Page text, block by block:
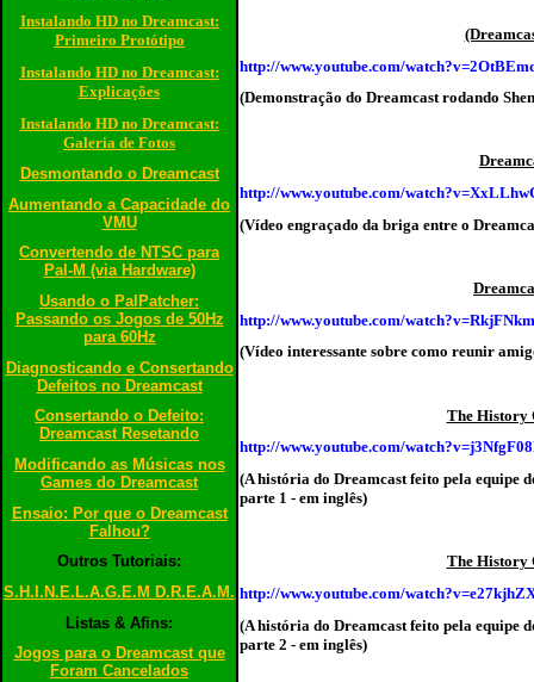
Instalando HD no Dreamcast:
Primeiro Protótipo
Instalando HD no Dreamcast:
Explicações
Instalando HD no Dreamcast:
Galeria de Fotos
Desmontando o Dreamcast
Aumentando a Capacidade do
VMU
Convertendo de NTSC para
Pal-M (via Hardware)
Usando o PalPatcher:
Passando os Jogos de 50Hz
para 60Hz
Diagnosticando e Consertando
Defeitos no Dreamcast
Consertando o Defeito:
Dreamcast Resetando
Modificando as Músicas nos
Games do Dreamcast
Ensaio: Por que o Dreamcast
Falhou?
Outros Tutoriais:
S.H.I.N.E.L.A.G.E.M D.R.E.A.M.
Listas & Afins:
Jogos para o Dreamcast que
Foram Cancelados
http://www.youtube.com/
(Demonstração do Dreamcast rodando
http://www.youtube.com/
(Vídeo engraçado da briga entre o
http://www.youtube.com/
(Vídeo interessante sobre como reunir
The History
http://www.youtube.com/
(A história do Dreamcast feito pela equipe
parte 1 - em inglês)
The History
http://www.youtube.com/
(A história do Dreamcast feito pela equipe
parte 2 - em inglês)